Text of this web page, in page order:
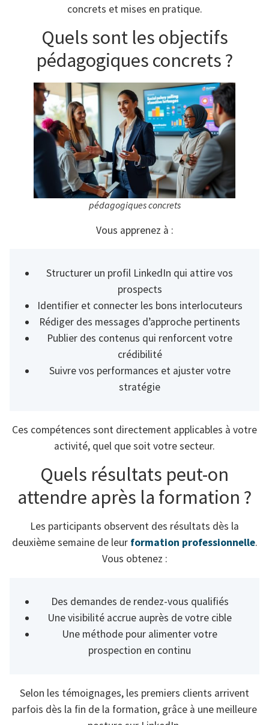
concrets et mises en pratique.
Quels sont les objectifs
pédagogiques concrets ?
pédagogiques concrets
Vous apprenez à :
Structurer un profil LinkedIn qui attire vos
prospects
Identifier et connecter les bons interlocuteurs
Rédiger des messages d’approche pertinents
Publier des contenus qui renforcent votre
crédibilité
Suivre vos performances et ajuster votre
stratégie
Ces compétences sont directement applicables à votre
activité, quel que soit votre secteur.
Quels résultats peut-on
attendre après la formation ?
Les participants observent des résultats dès la
deuxième semaine de leur formation professionnelle.
Vous obtenez :
Des demandes de rendez-vous qualifiés
Une visibilité accrue auprès de votre cible
Une méthode pour alimenter votre
prospection en continu
Selon les témoignages, les premiers clients arrivent
parfois dès la fin de la formation, grâce à une meilleure